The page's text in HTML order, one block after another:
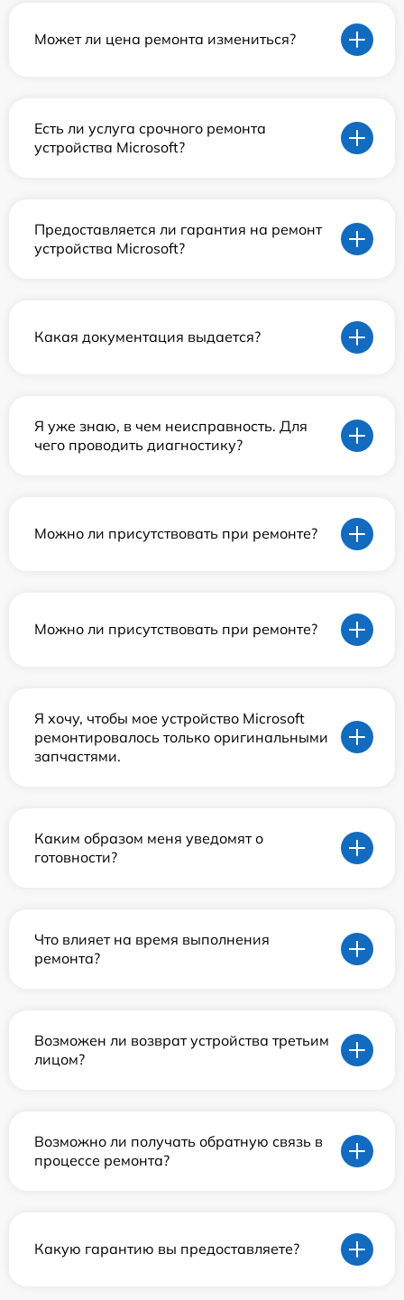
Может ли цена ремонта измениться?
Есть ли услуга срочного ремонта
устройства Microsoft?
Предоставляется ли гарантия на ремонт
устройства Microsoft?
Какая документация выдается?
Я уже знаю, в чем неисправность. Для
чего проводить диагностику?
Можно ли присутствовать при ремонте?
Можно ли присутствовать при ремонте?
Я хочу, чтобы мое устройство Microsoft
ремонтировалось только оригинальными
запчастями.
Каким образом меня уведомят о
готовности?
Что влияет на время выполнения
ремонта?
Возможен ли возврат устройства третьим
лицом?
Возможно ли получать обратную связь в
процессе ремонта?
Какую гарантию вы предоставляете?